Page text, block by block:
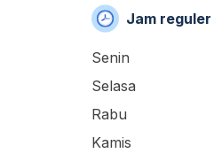
Jam reguler
Senin
Selasa
Rabu
Kamis